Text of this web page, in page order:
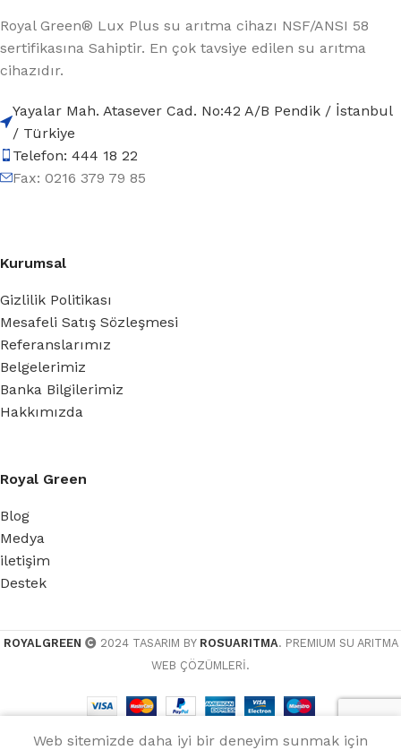
Royal Green® Lux Plus su arıtma cihazı NSF/ANSI 58
sertifikasına Sahiptir. En çok tavsiye edilen su arıtma
cihazıdır.
Yayalar Mah. Atasever Cad. No:42 A/B Pendik / İstanbul
/ Türkiye
Telefon: 444 18 22
Fax: 0216 379 79 85
Kurumsal
Gizlilik Politikası
Mesafeli Satış Sözleşmesi
Referanslarımız
Belgelerimiz
Banka Bilgilerimiz
Hakkımızda
Royal Green
Blog
Medya
iletişim
Destek
ROYALGREEN 2024 TASARIM BY ROSUARITMA. PREMIUM SU ARITMA
WEB ÇÖZÜMLERİ.
Web sitemizde daha iyi bir deneyim sunmak için